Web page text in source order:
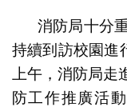
消防局十分
持續到訪校園進
上午，消防局
防工作推廣活